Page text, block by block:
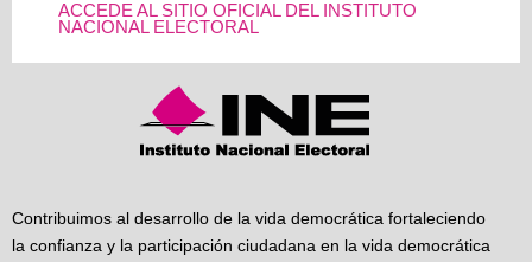
ACCEDE AL SITIO OFICIAL DEL INSTITUTO
NACIONAL ELECTORAL
Contribuimos al desarrollo de la vida democrática fortaleciendo
la confianza y la participación ciudadana en la vida democrática